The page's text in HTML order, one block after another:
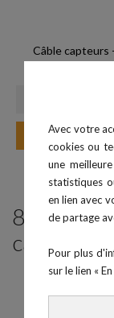
Avec votre
cookies ou
une
statistiques
en lien avec
de partage
Pour plus
sur le lien «
Câble capteurs
Ajouter au
8 produits
catégorie :